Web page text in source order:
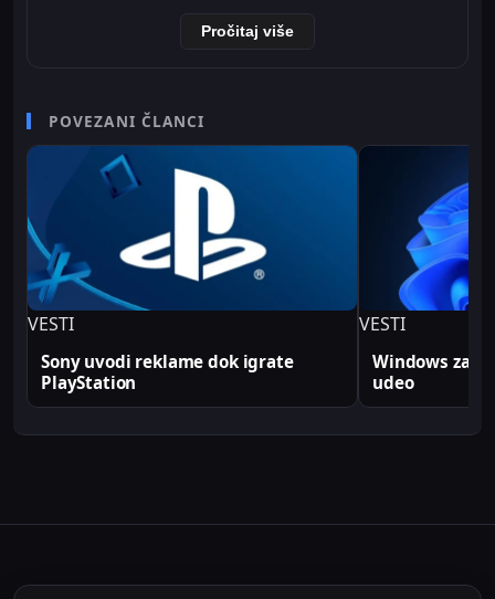
object cache, Cloudflare integraciju i optimizaciju
senior video editor na RTV Belle amie, što mu
omogućava da tehničke teme predstavi jasno i
profesionalno. Sve tehničke analize i konfiguracije
na Sajber Sfera portalu zasnovane su na realnim
produkcionim implementacijama.
Pročitaj više
POVEZANI ČLANCI
VESTI
Sony uvodi reklame dok igrate
PlayStation
VESTI
Windows
udeo